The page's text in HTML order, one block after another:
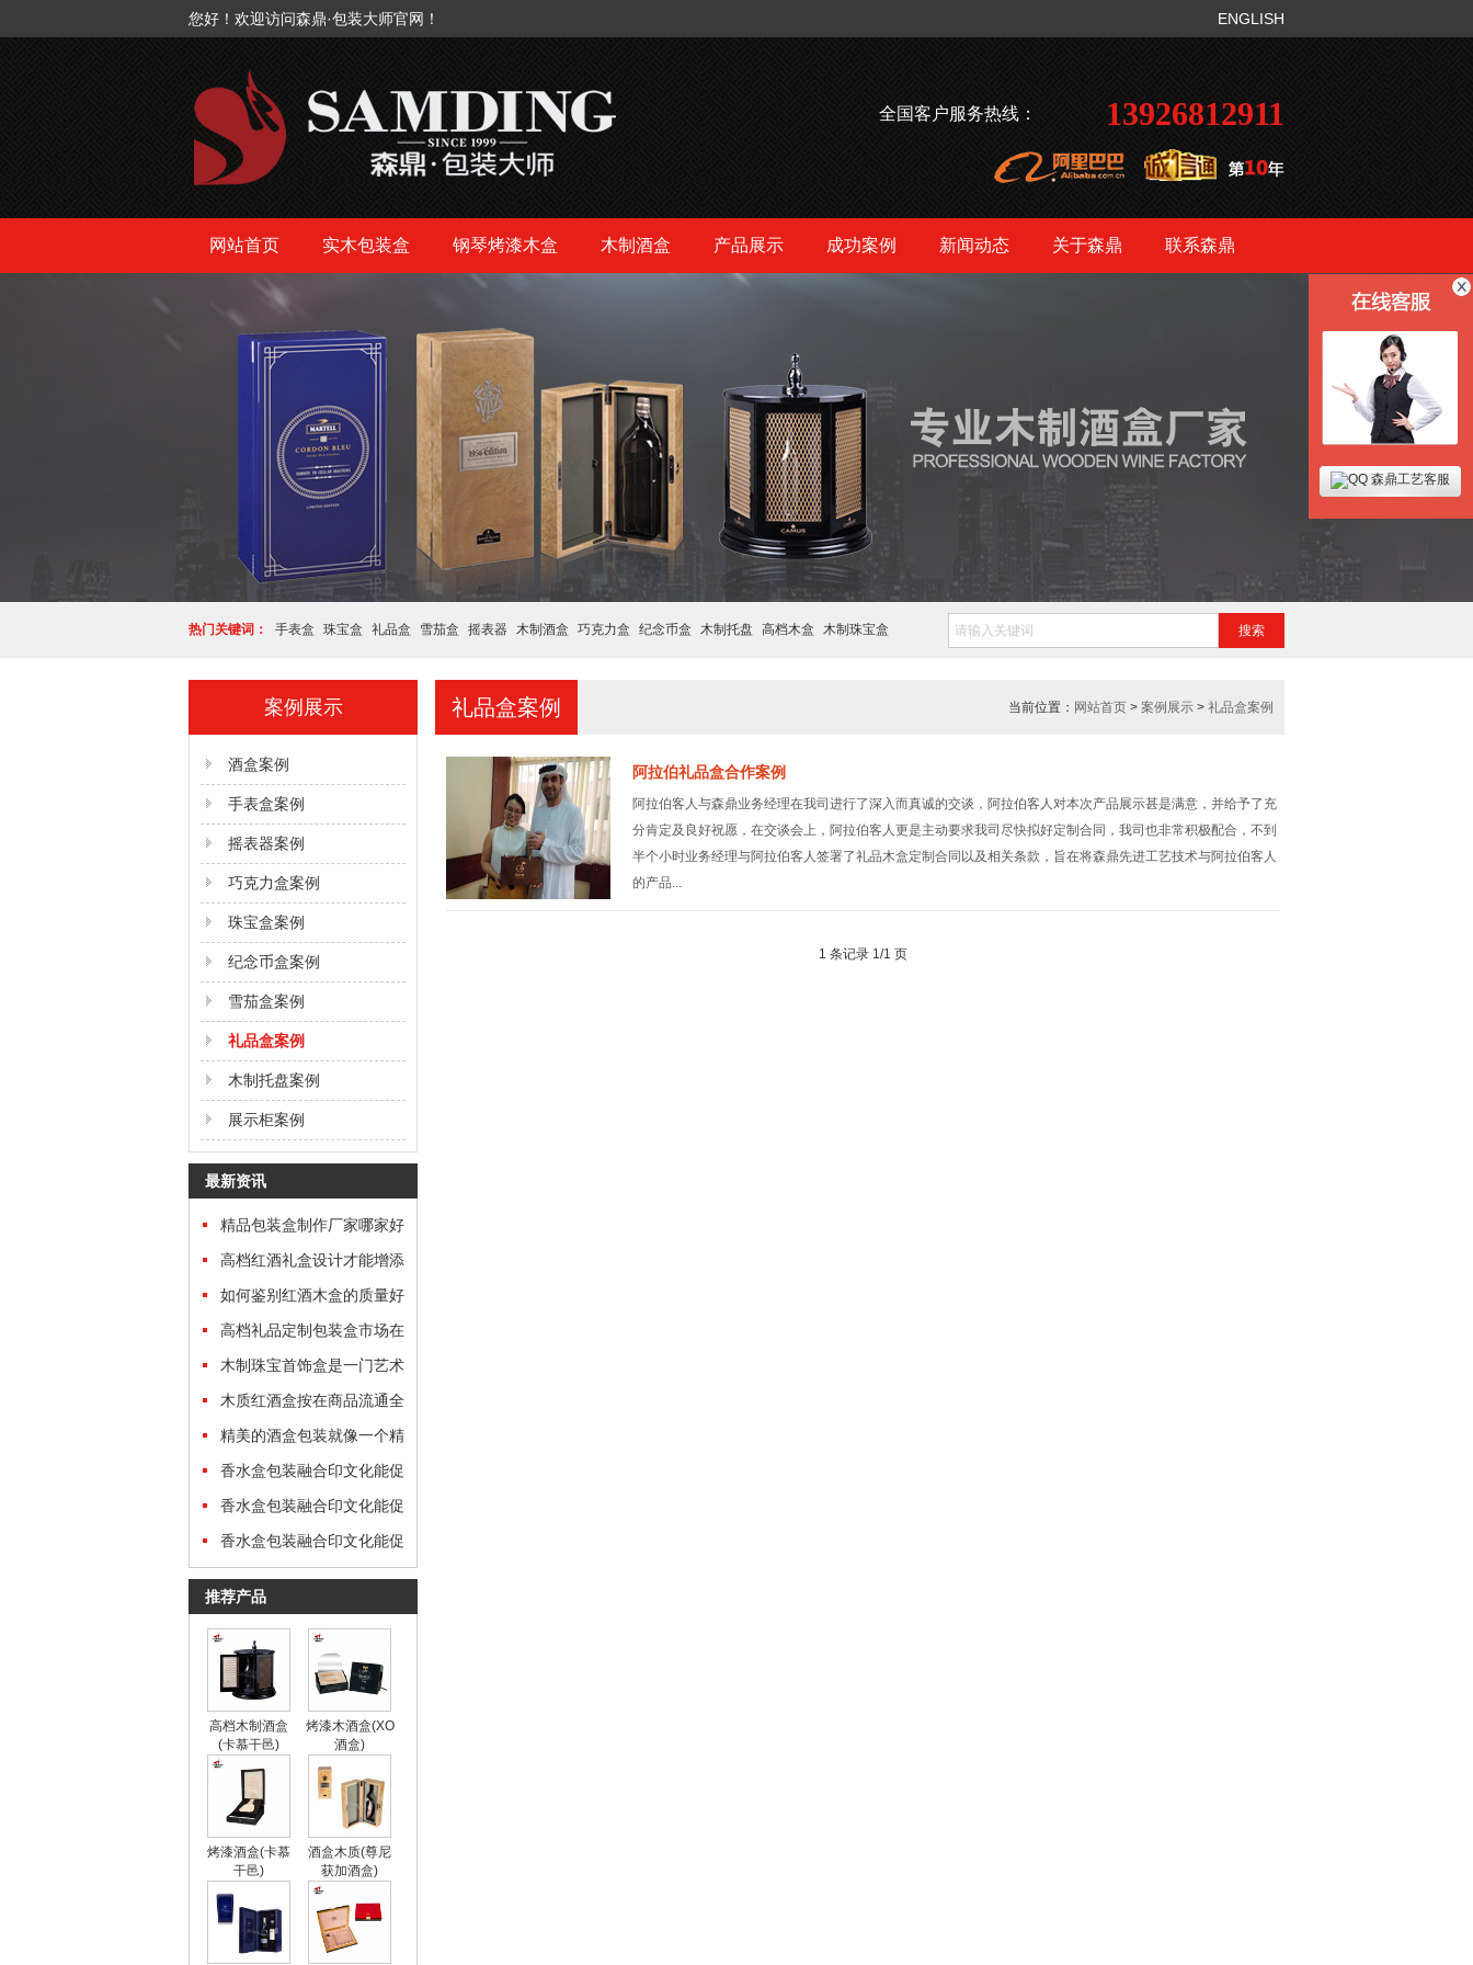
您好！欢迎访问森鼎·包装大师官网！ ENGLISH
全国客户服务热线： 13926812911
网站首页 实木包装盒 钢琴烤漆木盒 木制酒盒 产品展示 成功案例 新闻动态 关于森鼎 联系森鼎
热门关键词： 手表盒 珠宝盒 礼品盒 雪茄盒 摇表器 木制酒盒 巧克力盒 纪念币盒 木制托盘 高档木盒 木制珠宝盒
案例展示
酒盒案例
手表盒案例
摇表器案例
巧克力盒案例
珠宝盒案例
纪念币盒案例
雪茄盒案例
礼品盒案例
木制托盘案例
展示柜案例
最新资讯
精品包装盒制作厂家哪家好
高档红酒礼盒设计才能增添
礼盒的“分量”
如何鉴别红酒木盒的质量好
坏
高档礼品定制包装盒市场在
哪里？
木制珠宝首饰盒是一门艺术
木质红酒盒按在商品流通全
过程中的功效归类
精美的酒盒包装就像一个精
美的艺术品
香水盒包装融合印文化能促
进文化传承
香水盒包装融合印文化能促
进文化传承
香水盒包装融合印文化能促
进文化传承
推荐产品
高档木制酒盒
(卡慕干邑)
烤漆木酒盒(XO
酒盒)
烤漆酒盒(卡慕
干邑)
酒盒木质(尊尼
获加酒盒)
礼品盒案例 当前位置： 网站首页 > 案例展示 > 礼品盒案例
阿拉伯礼品盒合作案例
阿拉伯客人与森鼎业务经理在我司进行了深入而真诚的交谈，阿拉伯客人对本次产品展示甚是满意，并给予了充
分肯定及良好祝愿，在交谈会上，阿拉伯客人更是主动要求我司尽快拟好定制合同，我司也非常积极配合，不到
半个小时业务经理与阿拉伯客人签署了礼品木盒定制合同以及相关条款，旨在将森鼎先进工艺技术与阿拉伯客人
的产品...
1 条记录 1/1 页
森鼎工艺客服